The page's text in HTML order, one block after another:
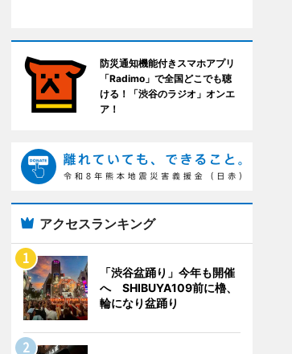
防災通知機能付きスマホアプリ
「Radimo」で全国どこでも聴
ける！「渋谷のラジオ」オンエ
ア！
アクセスランキング
「渋谷盆踊り」今年も開催
へ SHIBUYA109前に櫓、
輪になり盆踊り